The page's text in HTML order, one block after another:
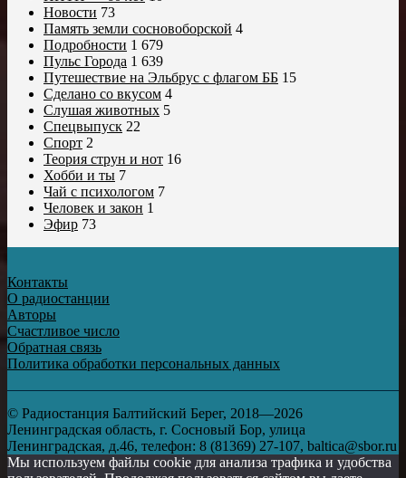
Новости 73
Память земли сосновоборской 4
Подробности 1 679
Пульс Города 1 639
Путешествие на Эльбрус с флагом ББ 15
Сделано со вкусом 4
Слушая животных 5
Спецвыпуск 22
Спорт 2
Теория струн и нот 16
Хобби и ты 7
Чай с психологом 7
Человек и закон 1
Эфир 73
Контакты
О радиостанции
Авторы
Счастливое число
Обратная связь
Политика обработки персональных данных
© Радиостанция Балтийский Берег, 2018—2026
Ленинградская область, г. Сосновый Бор, улица
Ленинградская, д.46, телефон: 8 (81369) 27-107, baltica@sbor.ru
Мы используем файлы cookie для анализа трафика и удобства